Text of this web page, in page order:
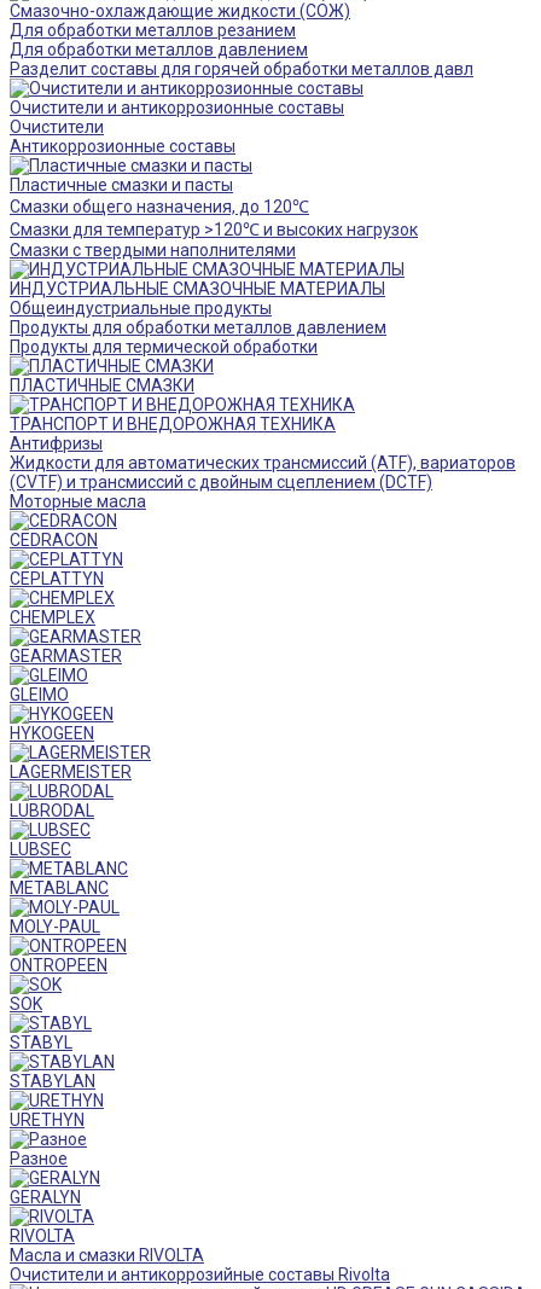
Смазочно-охлаждающие жидкости (СОЖ)
Для обработки металлов резанием
Для обработки металлов давлением
Разделит составы для горячей обработки металлов давл
Очистители и антикоррозионные составы
Очистители
Антикоррозионные составы
Пластичные смазки и пасты
Смазки общего назначения, до 120℃
Смазки для температур >120℃ и высоких нагрузок
Смазки с твердыми наполнителями
ИНДУСТРИАЛЬНЫЕ СМАЗОЧНЫЕ МАТЕРИАЛЫ
Общеиндустриальные продукты
Продукты для обработки металлов давлением
Продукты для термической обработки
ПЛАСТИЧНЫЕ СМАЗКИ
ТРАНСПОРТ И ВНЕДОРОЖНАЯ ТЕХНИКА
Антифризы
Жидкости для автоматических трансмиссий (ATF), вариаторов
(CVTF) и трансмиссий с двойным сцеплением (DCTF)
Моторные масла
CEDRACON
CEPLATTYN
CHEMPLEX
GEARMASTER
GLEIMO
HYKOGEEN
LAGERMEISTER
LUBRODAL
LUBSEC
METABLANC
MOLY-PAUL
ONTROPEEN
SOK
STABYL
STABYLAN
URETHYN
Разное
GERALYN
RIVOLTA
Масла и смазки RIVOLTA
Очистители и антикоррозийные составы Rivolta